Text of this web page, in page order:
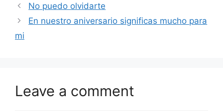
No puedo olvidarte
En nuestro aniversario significas mucho para
mi
Leave a comment